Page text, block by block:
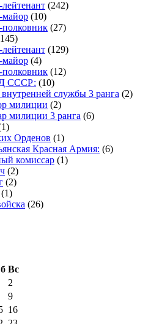
лейтенант (242)
майор (10)
полковник (27)
лейтенант (129)
майор (4)
полковник (12)
СССР: (10)
внутренней службы 3 ранга (2)
милиции (2)
милиции 3 ранга (6)
Орденов (1)
Красная Армия: (6)
комиссар (1)
(2)
(2)
(1)
(26)
Вс
2
9
16